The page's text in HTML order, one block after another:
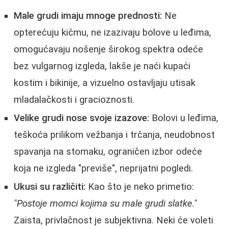
Male grudi imaju mnoge prednosti: Ne
opterećuju kičmu, ne izazivaju bolove u leđima,
omogućavaju nošenje širokog spektra odeće
bez vulgarnog izgleda, lakše je naći kupaći
kostim i bikinije, a vizuelno ostavljaju utisak
mladalačkosti i gracioznosti.
Velike grudi nose svoje izazove: Bolovi u leđima,
teškoća prilikom vežbanja i trčanja, neudobnost
spavanja na stomaku, ograničen izbor odeće
koja ne izgleda "previše", neprijatni pogledi.
Ukusi su različiti: Kao što je neko primetio:
"Postoje momci kojima su male grudi slatke."
Zaista, privlačnost je subjektivna. Neki će voleti